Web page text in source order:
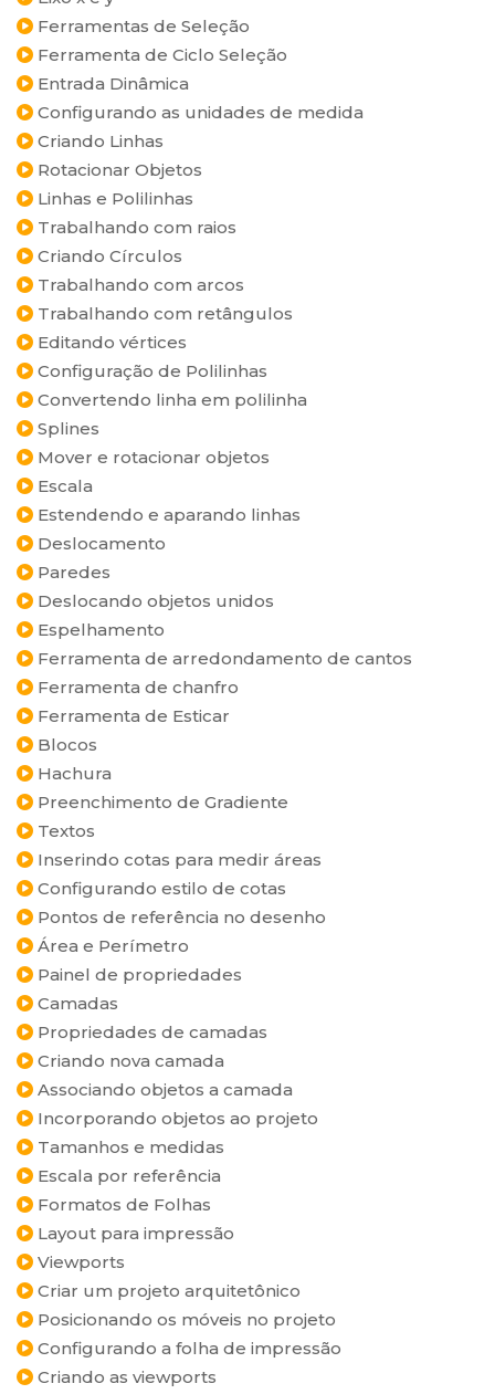
Ferramentas de Seleção
Ferramenta de Ciclo Seleção
Entrada Dinâmica
Configurando as unidades de medida
Criando Linhas
Rotacionar Objetos
Linhas e Polilinhas
Trabalhando com raios
Criando Círculos
Trabalhando com arcos
Trabalhando com retângulos
Editando vértices
Configuração de Polilinhas
Convertendo linha em polilinha
Splines
Mover e rotacionar objetos
Escala
Estendendo e aparando linhas
Deslocamento
Paredes
Deslocando objetos unidos
Espelhamento
Ferramenta de arredondamento de cantos
Ferramenta de chanfro
Ferramenta de Esticar
Blocos
Hachura
Preenchimento de Gradiente
Textos
Inserindo cotas para medir áreas
Configurando estilo de cotas
Pontos de referência no desenho
Área e Perímetro
Painel de propriedades
Camadas
Propriedades de camadas
Criando nova camada
Associando objetos a camada
Incorporando objetos ao projeto
Tamanhos e medidas
Escala por referência
Formatos de Folhas
Layout para impressão
Viewports
Criar um projeto arquitetônico
Posicionando os móveis no projeto
Configurando a folha de impressão
Criando as viewports